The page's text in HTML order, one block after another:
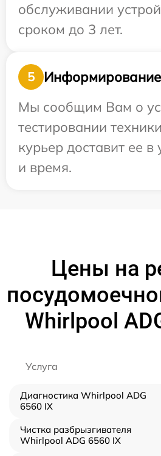
обслуживании
сроком до 3 лет.
5
Информирование
Мы сообщим Вам о
тестировании
курьер доставит ее в
и время.
Цены на
Whirlpool
Услуга
Диагностика Whirlpool ADG
6560 IX
Чистка разбрызгивателя
Whirlpool ADG 6560 IX